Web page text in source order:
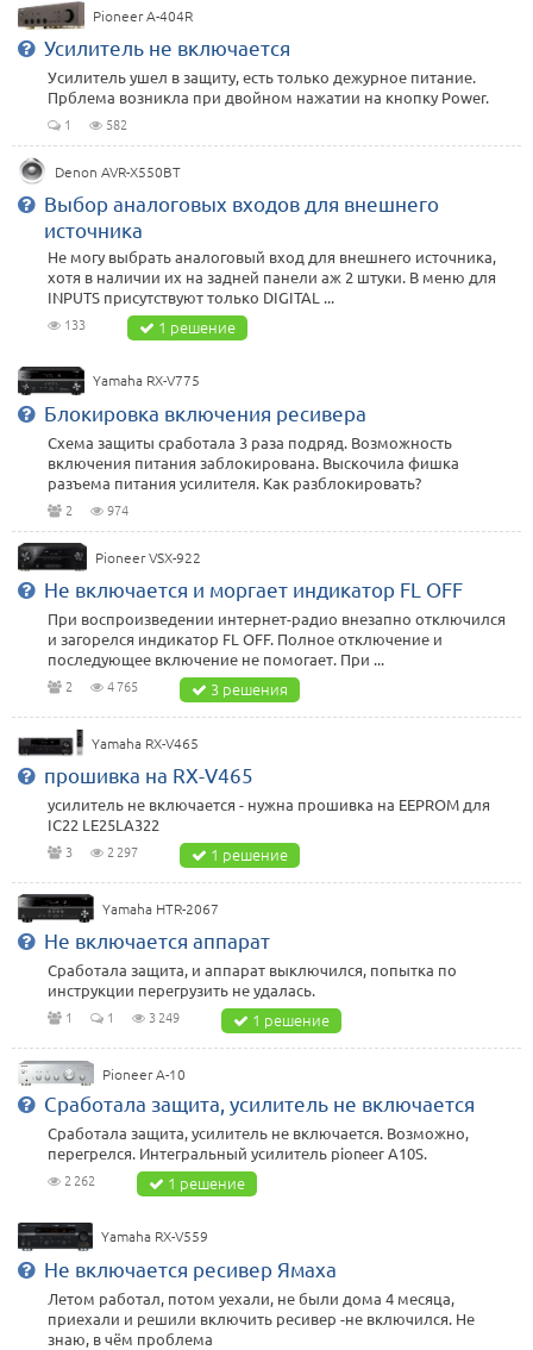
Pioneer A-404R
Усилитель не включается
Усилитель ушел в защиту, есть только дежурное питание.
Прблема возникла при двойном нажатии на кнопку Power.
1 582
Denon AVR-X550BT
Выбор аналоговых входов для внешнего
источника
Не могу выбрать аналоговый вход для внешнего источника,
хотя в наличии их на задней панели аж 2 штуки. В меню для
INPUTS присутствуют только DIGITAL ...
133 1 решение
Yamaha RX-V775
Блокировка включения ресивера
Схема защиты сработала 3 раза подряд. Возможность
включения питания заблокирована. Выскочила фишка
разъема питания усилителя. Как разблокировать?
2 974
Pioneer VSX-922
Не включается и моргает индикатор FL OFF
При воспроизведении интернет-радио внезапно отключился
и загорелся индикатор FL OFF. Полное отключение и
последующее включение не помогает. При ...
2 4 765 3 решения
Yamaha RX-V465
прошивка на RX-V465
усилитель не включается - нужна прошивка на EEPROM для
IC22 LE25LA322
3 2 297 1 решение
Yamaha HTR-2067
Не включается аппарат
Сработала защита, и аппарат выключился, попытка по
инструкции перегрузить не удалась.
1 1 3 249 1 решение
Pioneer A-10
Сработала защита, усилитель не включается
Сработала защита, усилитель не включается. Возможно,
перегрелся. Интегральный усилитель pioneer A10S.
2 262 1 решение
Yamaha RX-V559
Не включается ресивер Ямаха
Летом работал, потом уехали, не были дома 4 месяца,
приехали и решили включить ресивер -не включился. Не
знаю, в чём проблема